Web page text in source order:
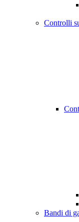
Controlli
Bandi di